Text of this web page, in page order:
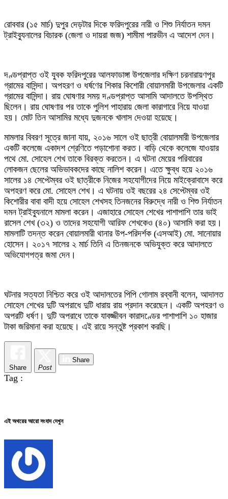
রোববার (১৫ মার্চ) দুপুর দেড়টার দিকে ফরিদপুরের নারী ও শিশু নির্যাতন দমন
ট্রাইব্যুনালের বিচারক (জেলা ও দায়রা জজ) শামীমা পারভীন এ আদেশ দেন।
দণ্ডপ্রাপ্ত ওই যুবক ফরিদপুরের আলফাডাঙ্গা উপজেলার দক্ষিণ চরনারায়ণপুর
গ্রামের বাসিন্দা। অপহরণ ও ধর্ষণের শিকার কিশোরী বোয়ালমারী উপজেলার একটি
গ্রামের বাসিন্দা। রায় ঘোষণার সময় দণ্ডপ্রাপ্ত আসামি আদালতে উপস্থিত
ছিলেন। রায় ঘোষণার পর তাকে পুলিশ পাহারায় জেলা কারাগারে নিয়ে যাওয়া
হয়। মোট তিন আসামির মধ্যে দুজনকে খালাস দেওয়া হয়েছে।
মামলার বিবরণ সূত্রে জানা যায়, ২০১৬ সালে ওই ছাত্রী বোয়ালমারী উপজেলার
একটি কলেজে একাদশ শ্রেণিতে পড়াশোনা করত। বাড়ি থেকে কলেজে যাওয়ার
পথে মো. সোহেল শেখ তাকে বিরক্ত করতেন। এ ঘটনা মেয়ের পরিবারের
লোকজন ছেলের অভিভাবকদের কাছে নালিশ করেন। এতে ক্ষুব্ধ হয়ে ২০১৬
সালের ১৪ সেপ্টেম্বর ওই ছাত্রীকে নিজের সহযোগীদের নিয়ে মাইক্রোবাসে করে
অপহরণ করে মো. সোহেল শেখ। এ ঘটনায় ওই বছরের ২৪ সেপ্টেম্বর ওই
কিশোরীর বাবা বাদী হয়ে সোহেল শেখসহ তিনজনের বিরুদ্ধে নারী ও শিশু নির্যাতন
দমন ট্রাইব্যুনালে মামলা করেন। এজাহারে সোহেল শেখের পাশাপাশি তার ভাই
রাসেল শেখ (৩২) ও তাদের সহযোগী আরিফ শেখকেও (৪০) আসামি করা হয়।
মামলাটি তদন্ত করেন বোয়ালমারী থানার উপ-পরিদর্শক (এসআই) মো. সানোয়ার
হোসেন। ২০১৭ সালের ২ মার্চ তিনি এ তিনজনকে অভিযুক্ত করে আদালতে
অভিযোগপত্র জমা দেন।
ঘটনার সত্যতা নিশ্চিত করে ওই আদালতের পিপি গোলাম রব্বানী বলেন, আদালত
সোহেল শেখের দুটি অপরাধে দুটি ধারায় রায় প্রদান করেছেন। একটি অপহরণ ও
অপরটি ধর্ষণ। দুটি অপরাধে তাকে যাবজ্জীবন কারাদণ্ডের পাশাপাশি ১০ হাজার
টাকা জরিমানা করা হয়েছে। এই রায়ে সন্তুষ্ট প্রকাশ করছি।
Share Post
Share
Tag :
এই অথরের আরো সংবাদ দেখুন